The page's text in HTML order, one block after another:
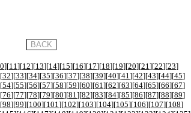
][11][12][13][14][15][16][17][18][19][20][21][22][23]
32][33][34][35][36][37][38][39][40][41][42][43][44][45]
54][55][56][57][58][59][60][61][62][63][64][65][66][67]
76][77][78][79][80][81][82][83][84][85][86][87][88][89]
98][99][100][101][102][103][104][105][106][107][108]